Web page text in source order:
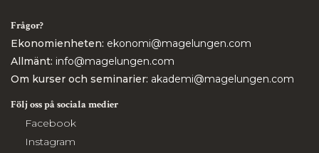
Frågor?
Ekonomienheten: ekonomi@magelungen.com
Allmänt: info@magelungen.com
Om kurser och seminarier: akademi@magelungen.com
Följ oss på sociala medier
Facebook
Instagram